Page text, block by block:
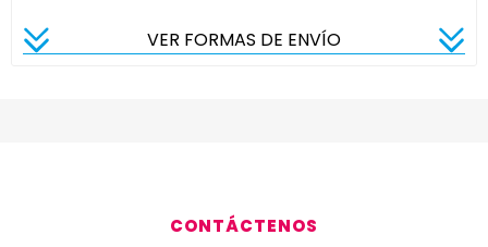
VER FORMAS DE ENVÍO
CONTÁCTENOS